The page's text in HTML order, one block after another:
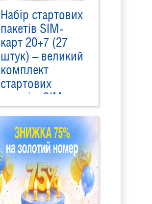
Набір стартових
пакетів SIM-
карт 20+7 (27
штук) – великий
комплект
стартових
пакетів, SIM-
карти гуртом